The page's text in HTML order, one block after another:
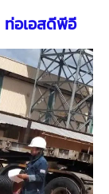
ท่อเอสดีพีอี